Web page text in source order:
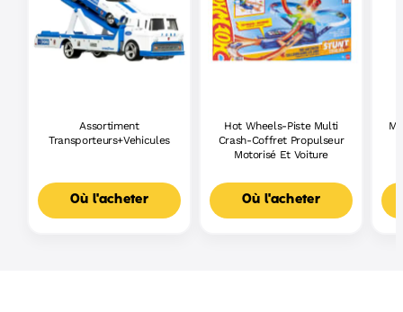
Assortiment
Transporteurs+Vehicules
Où l'acheter
Hot Wheels-Piste Multi
Crash-Coffret Propulseur
Motorisé Et Voiture
Où l'acheter